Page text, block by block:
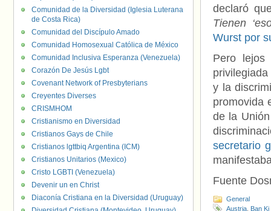
declaró
Tienen
Wurst por
Pero lejos
y la
promovida
de la
secretario
Fuente
General
Austria Ban
Comunidad de la Diversidad (Iglesia Luterana
de Costa Rica)
Comunidad del Discípulo Amado
Comunidad Homosexual Católica de México
Comunidad Inclusiva Esperanza (Venezuela)
Corazón De Jesús Lgbt
Covenant Network of Presbyterians
Creyentes Diverses
CRISMHOM
Cristianismo en Diversidad
Cristianos Gays de Chile
Cristianos lgttbiq Argentina (ICM)
Cristianos Unitarios (Mexico)
Cristo LGBTI (Venezuela)
Devenir un en Christ
Diaconía Cristiana en la Diversidad (Uruguay)